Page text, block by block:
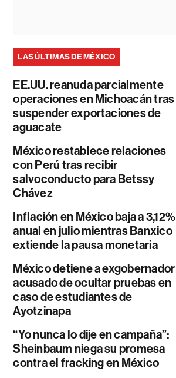
LAS ÚLTIMAS DE MÉXICO
EE.UU. reanuda parcialmente
operaciones en Michoacán tras
suspender exportaciones de
aguacate
México restablece relaciones
con Perú tras recibir
salvoconducto para Betssy
Chávez
Inflación en México baja a 3,12%
anual en julio mientras Banxico
extiende la pausa monetaria
México detiene a exgobernador
acusado de ocultar pruebas en
caso de estudiantes de
Ayotzinapa
“Yo nunca lo dije en campaña”:
Sheinbaum niega su promesa
contra el fracking en México